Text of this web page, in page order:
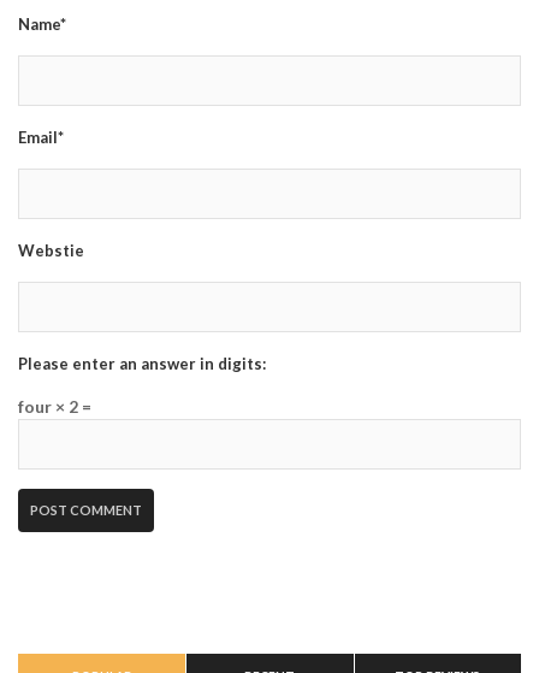
Name*
Email*
Webstie
Please enter an answer in digits:
four × 2 =